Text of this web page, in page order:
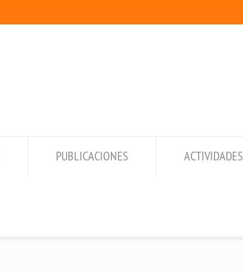
PUBLICACIONES ACTIVIDADES